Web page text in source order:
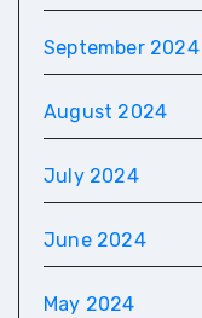
September 2024
August 2024
July 2024
June 2024
May 2024